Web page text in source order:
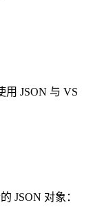
用 JSON 与 VS
JSON 对象：